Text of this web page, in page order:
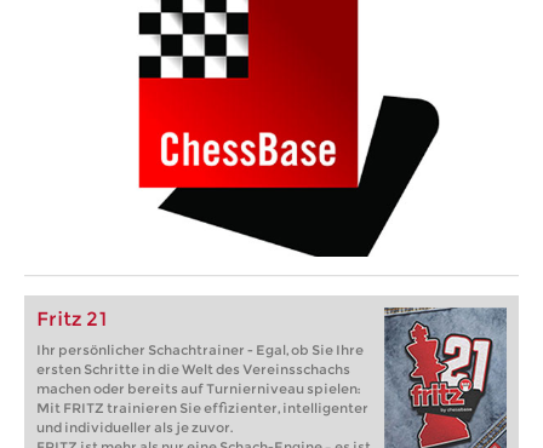
Fritz 21
Ihr persönlicher Schachtrainer - Egal, ob Sie Ihre
ersten Schritte in die Welt des Vereinsschachs
machen oder bereits auf Turnierniveau spielen:
Mit FRITZ trainieren Sie effizienter, intelligenter
und individueller als je zuvor.